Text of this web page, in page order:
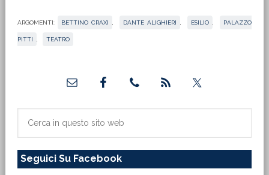
ARGOMENTI: BETTINO CRAXI DANTE ALIGHIERI ESILIO PALAZZO
PITTI TEATRO
primaria
sito
Seguici Su Facebook